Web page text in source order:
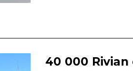
40 000